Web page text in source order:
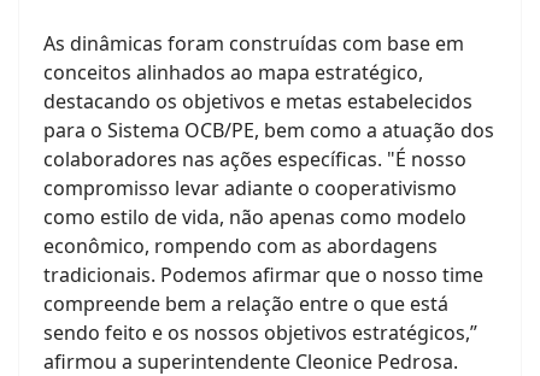
As dinâmicas foram construídas com base em
conceitos alinhados ao mapa estratégico,
destacando os objetivos e metas estabelecidos
para o Sistema OCB/PE, bem como a atuação dos
colaboradores nas ações específicas. "É nosso
compromisso levar adiante o cooperativismo
como estilo de vida, não apenas como modelo
econômico, rompendo com as abordagens
tradicionais. Podemos afirmar que o nosso time
compreende bem a relação entre o que está
sendo feito e os nossos objetivos estratégicos,”
afirmou a superintendente Cleonice Pedrosa.